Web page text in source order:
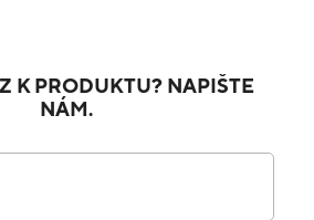
K PRODUKTU? NAPIŠTE
NÁM.